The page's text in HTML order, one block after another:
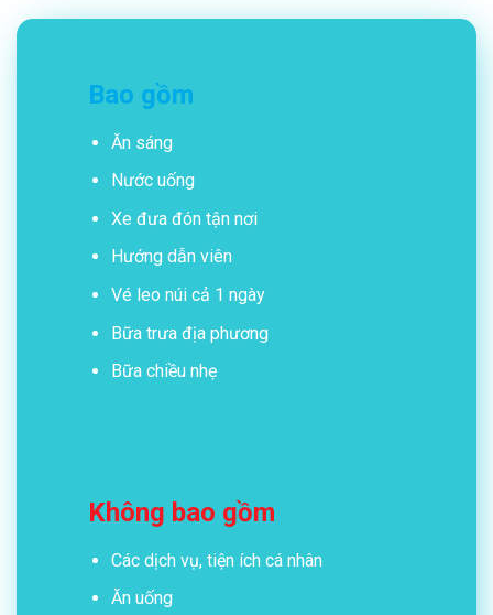
Bao gồm
Ăn sáng
Nước uống
Xe đưa đón tận nơi
Hướng dẫn viên
Vé leo núi cả 1 ngày
Bữa trưa địa phương
Bữa chiều nhẹ
Không bao gồm
Các dịch vụ, tiện ích cá nhân
Ăn uống